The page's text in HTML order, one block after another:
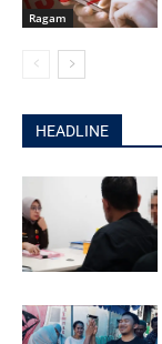
Ragam
HEADLINE